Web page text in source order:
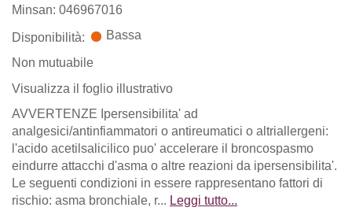
Minsan: 046967016
Disponibilità: Bassa
Non mutuabile
Visualizza il foglio illustrativo
AVVERTENZE Ipersensibilita' ad
analgesici/antinfiammatori o antireumatici o altriallergeni:
l'acido acetilsalicilico puo' accelerare il broncospasmo
eindurre attacchi d'asma o altre reazioni da ipersensibilita'.
Le seguenti condizioni in essere rappresentano fattori di
rischio: asma bronchiale, r... Leggi tutto...